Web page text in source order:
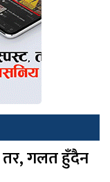
तर, गलत हुँदैन